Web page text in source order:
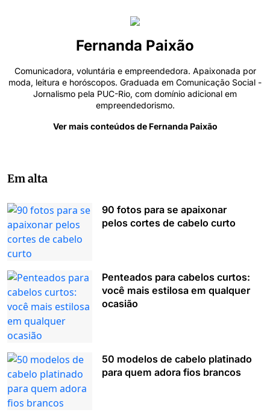
Fernanda Paixão
Comunicadora, voluntária e empreendedora. Apaixonada por
moda, leitura e horóscopos. Graduada em Comunicação Social -
Jornalismo pela PUC-Rio, com domínio adicional em
empreendedorismo.
Ver mais conteúdos de Fernanda Paixão
Em alta
90 fotos para se apaixonar
pelos cortes de cabelo curto
Penteados para cabelos curtos:
você mais estilosa em qualquer
ocasião
50 modelos de cabelo platinado
para quem adora fios brancos